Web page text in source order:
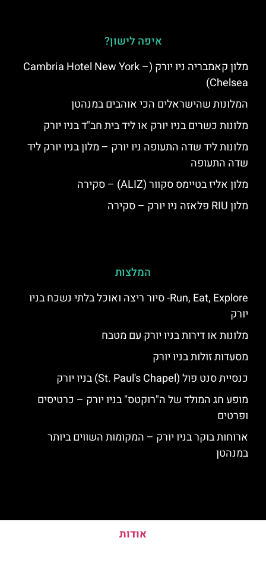
איפה לישון?
מלון קאמבריה ניו יורק (Cambria Hotel New York –
Chelsea)
המלונות שהישראלים הכי אוהבים במנהטן
מלונות כשרים בניו יורק או ליד בית חב"ד בניו יורק
מלונות ליד שדה התעופה ניו יורק – מלון בניו יורק ליד
שדה התעופה
מלון אליז בטיימס סקוור (ALIZ) – סקירה
מלון RIU פלאזה ניו יורק – סקירה
המלצות
Run, Eat, Explore- סיור ריצה ואוכל בלתי נשכח בניו
יורק
מלונות או דירות בניו יורק עם מטבח
מסעדות זולות בניו יורק
כנסיית סנט פול (St. Paul's Chapel) בניו יורק
מופע חג המולד של ה"רוקטס" בניו יורק – כרטיסים
ופרטים
ארוחות בוקר בניו יורק – המקומות השווים ביותר
במנהטן
אודות